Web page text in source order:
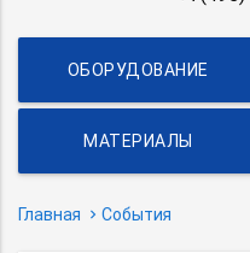
ОБОРУДОВАНИЕ
МАТЕРИАЛЫ
Главная События